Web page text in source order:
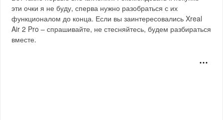
эти очки я не буду, сперва нужно разобраться с их
функционалом до конца. Если вы заинтересовались Xreal
Air 2 Pro – спрашивайте, не стесняйтесь, будем разбираться
вместе.